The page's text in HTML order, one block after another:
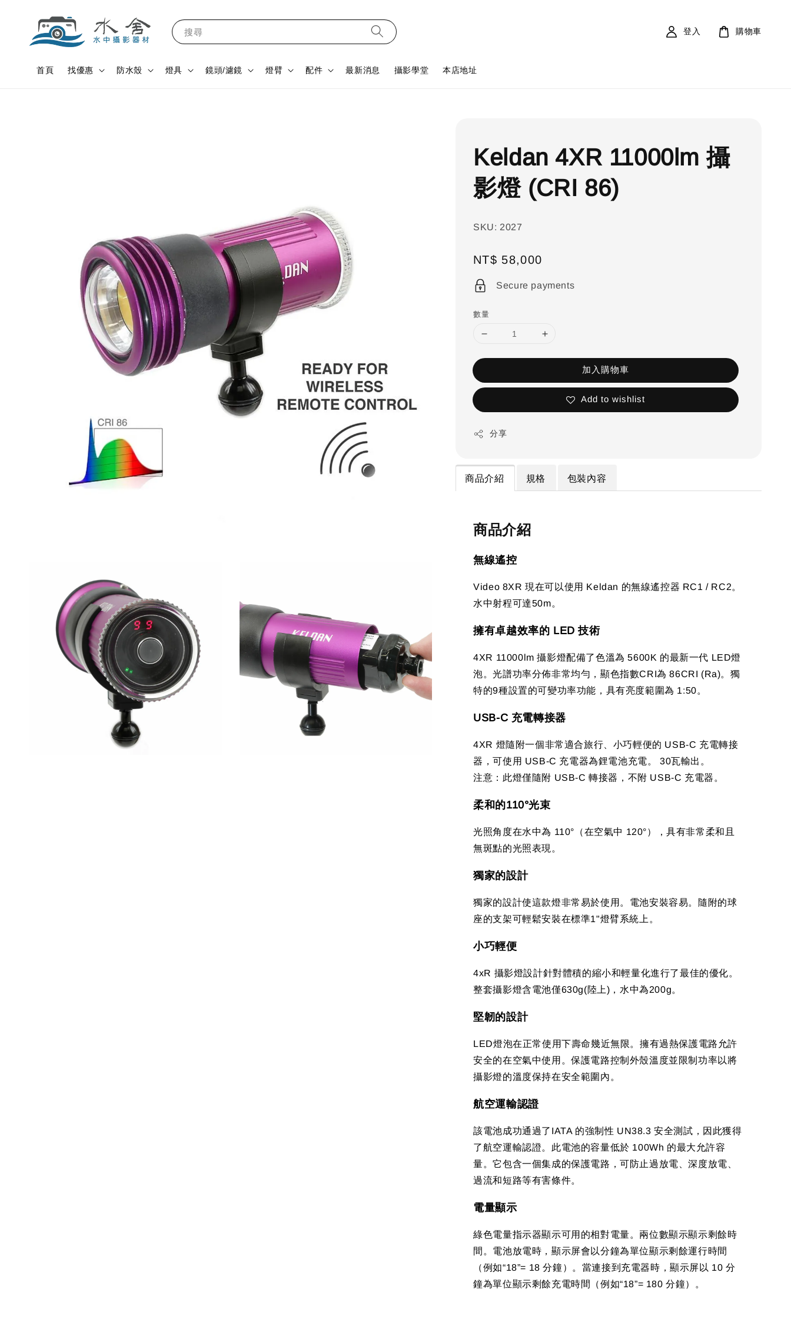
搜尋
首頁 找優惠 防水殼 燈具 鏡頭/濾鏡 燈臂 配件 最新消息 攝影學堂 本店地址
登入 購物車
Keldan 4XR 11000lm 攝
影燈 (CRI 86)
SKU: 2027
Regular
price
NT$ 58,000
Secure payments
數量
加入購物車
Add to wishlist
分享
商品介紹 規格 包裝內容
商品介紹
無線遙控
Video 8XR 現在可以使用 Keldan 的無線遙控器 RC1 / RC2。
水中射程可達50m。
擁有卓越效率的 LED 技術
4XR 11000lm 攝影燈配備了色溫為 5600K 的最新一代 LED燈
泡。光譜功率分佈非常均勻，顯色指數CRI為 86CRI (Ra)。獨
特的9種設置的可變功率功能，具有亮度範圍為 1:50。
USB-C 充電轉接器
4XR 燈隨附一個非常適合旅行、小巧輕便的 USB-C 充電轉接
器，可使用 USB-C 充電器為鋰電池充電。 30瓦輸出。
注意：此燈僅隨附 USB-C 轉接器，不附 USB-C 充電器。
柔和的110°光束
光照角度在水中為 110°（在空氣中 120°），具有非常柔和且
無斑點的光照表現。
獨家的設計
獨家的設計使這款燈非常易於使用。電池安裝容易。隨附的球
座的支架可輕鬆安裝在標準1"燈臂系統上。
小巧輕便
4xR 攝影燈設計針對體積的縮小和輕量化進行了最佳的優化。
整套攝影燈含電池僅630g(陸上)，水中為200g。
堅韌的設計
LED燈泡在正常使用下壽命幾近無限。擁有過熱保護電路允許
安全的在空氣中使用。保護電路控制外殼溫度並限制功率以將
攝影燈的溫度保持在安全範圍內。
航空運輸認證
該電池成功通過了IATA 的強制性 UN38.3 安全測試，因此獲得
了航空運輸認證。此電池的容量低於 100Wh 的最大允許容
量。它包含一個集成的保護電路，可防止過放電、深度放電、
過流和短路等有害條件。
電量顯示
綠色電量指示器顯示可用的相對電量。兩位數顯示顯示剩餘時
間。電池放電時，顯示屏會以分鐘為單位顯示剩餘運行時間
（例如“18”= 18 分鐘）。當連接到充電器時，顯示屏以 10 分
鐘為單位顯示剩餘充電時間（例如“18”= 180 分鐘）。